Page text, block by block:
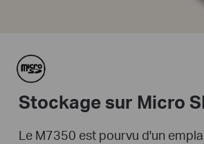
Stockage sur Micro
Le M7350 est pourvu d'un